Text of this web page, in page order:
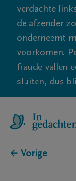
verdachte
de afzender
onderneemt
voorkomen.
fraude vallen
sluiten, dus
← Vorige